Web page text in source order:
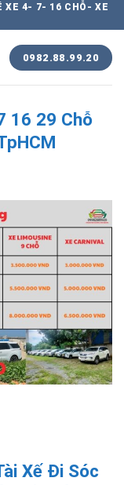
XE 4- 7- 16 CHỖ- XE
0982.88.99.20
16 29 Chỗ
Xế Đi Sóc